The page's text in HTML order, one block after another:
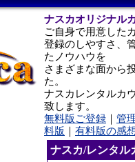
ナスカオリジナル
ご自身で用意した
登録のしやすさ、
たノウハウを
さまざまな面から
た。
ナスカレンタルカ
致します。
無料版ご登録 ｜ 管
料版 ｜ 有料版の感
ナスカ/レンタル